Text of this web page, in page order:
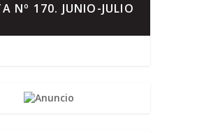
Nº 170. JUNIO-JULIO